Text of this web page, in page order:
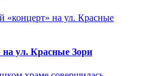
на ул. Красные Зори